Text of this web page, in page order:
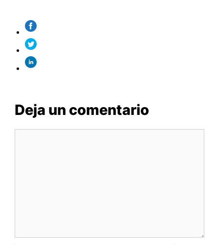
Deja un comentario